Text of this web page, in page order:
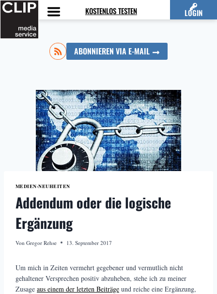
Zum
Inhalt
springen
KOSTENLOS TESTEN LOGIN
ABONNIEREN VIA E-MAIL
MEDIEN-NEUHEITEN
Addendum oder die logische
Ergänzung
Von Gregor Rehse 13. September 2017
Um mich in Zeiten vermehrt gegebener und vermutlich nicht
gehaltener Versprechen positiv abzuheben, stehe ich zu meiner
Zusage aus einem der letzten Beiträge und reiche eine Ergänzung,